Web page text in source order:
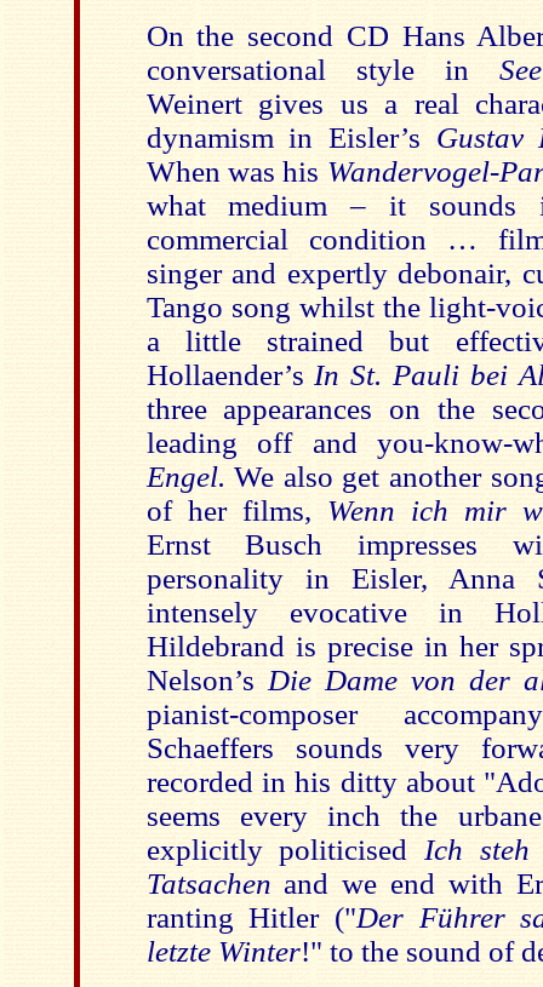
On the second CD Hans
conversational style in
Weinert gives us a real
dynamism in Eisler’s Gustav
When was his Wandervogel-
what medium – it sounds
commercial condition …
singer and expertly debonair,
Tango song whilst the light-
a little strained but
Hollaender’s In St. Pauli bei
three appearances on the
leading off and you-know-
Engel.We also get another
of her films, Wenn ich mir
Ernst Busch impresses
personality
in Eisler, Anna
intensely evocative in
Hildebrand is precise in her
Nelson’s Die Dame von der
pianist-composer
Schaeffers sounds very
recorded in his ditty about
seems every inch the
explicitly politicised Ich
Tatsachen and we end with
ranting Hitler ("Der Führer
letzte Winter!" to the sound of